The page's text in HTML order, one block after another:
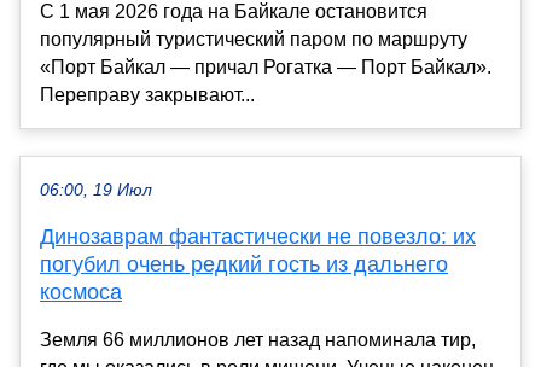
С 1 мая 2026 года на Байкале остановится
популярный туристический паром по маршруту
«Порт Байкал — причал Рогатка — Порт Байкал».
Переправу закрывают...
06:00, 19 Июл
Динозаврам фантастически не повезло: их
погубил очень редкий гость из дальнего
космоса
Земля 66 миллионов лет назад напоминала тир,